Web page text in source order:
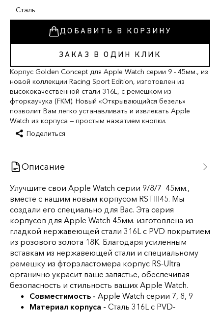
Сталь
ДОБАВИТЬ В КОРЗИНУ
ЗАКАЗ В ОДИН КЛИК
Корпус Golden Concept для Apple Watch серии 9 - 45мм., из
новой коллекции Racing Sport Edition, изготовлен из
высококачественной стали 316L, с ремешком из
фторкаучука (FKM). Новый «Открывающийся безель»
позволит Вам легко устанавливать и извлекать Apple
Watch из корпуса — простым нажатием кнопки.
Поделиться
Описание
Улучшите свои Apple Watch серии 9/8/7 45мм.,
вместе с нашим новым корпусом RSTIII45. Мы
создали его специально для Вас. Эта серия
корпусов для Apple Watch 45мм. изготовлена из
гладкой нержавеющей стали 316L c PVD покрытием
из розового золота 18K. Благодаря усиленным
вставкам из нержавеющей стали и специальному
ремешку из фторэластомера корпус RS-Ultra
органично украсит ваше запястье, обеспечивая
безопасность и стильность ваших Apple Watch.
Совместимость - Apple Watch серии 7, 8, 9
Материал корпуса - Сталь 316L c PVD-